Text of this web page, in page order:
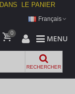
DANS LE PANIER
Français
0
MENU
RECHERCHER